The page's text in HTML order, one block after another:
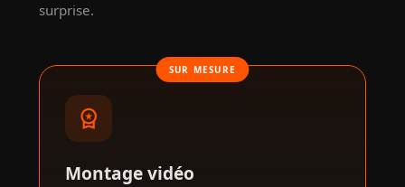
surprise.
SUR MESURE
workspace_premium
Montage vidéo